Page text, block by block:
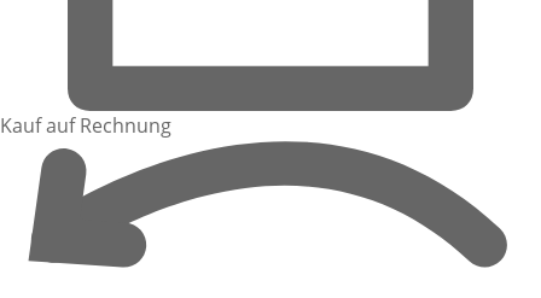
Kauf auf Rechnung